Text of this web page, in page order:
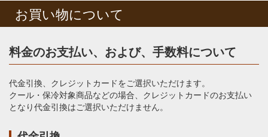
お買い物について
料金のお支払い、および、手数料について
代金引換、クレジットカードをご選択いただけます。
クール・保冷対象商品などの場合、クレジットカードのお支払い
となり代金引換はご選択いただけません。